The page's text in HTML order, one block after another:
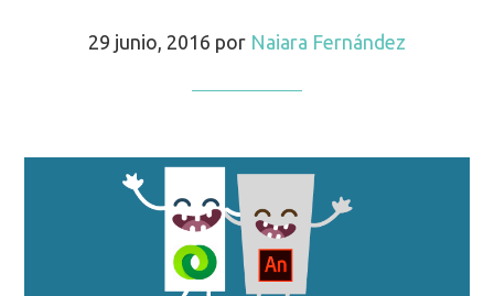
29 junio, 2016 por Naiara Fernández